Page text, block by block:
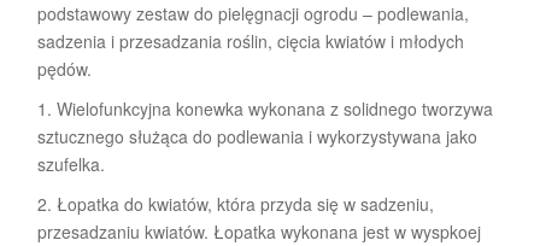
podstawowy zestaw do pielęgnacji ogrodu – podlewania,
sadzenia i przesadzania roślin, cięcia kwiatów i młodych
pędów.
1. Wielofunkcyjna konewka wykonana z solidnego tworzywa
sztucznego służąca do podlewania i wykorzystywana jako
szufelka.
2. Łopatka do kwiatów, która przyda się w sadzeniu,
przesadzaniu kwiatów. Łopatka wykonana jest w wyspkoej